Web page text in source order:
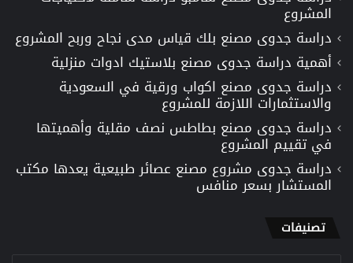
المشروع
دراسة جدوى مصنع بلك قياس مدى نجاح وربح المشروع
أهمية دراسة جدوى مصنع بلاستيك ادوات منزلية
دراسة جدوى مصنع اكواب ورقية في السعودية
والاستثمارات اللازمة للمشروع
دراسة جدوى مصنع بطاطس نصف مقلية وأهميتها
في تقييم المشروع
دراسة جدوى مشروع مصنع عصائر طبيعية يعدها مكتب
المستشار بسعر منافس
تصنيفات